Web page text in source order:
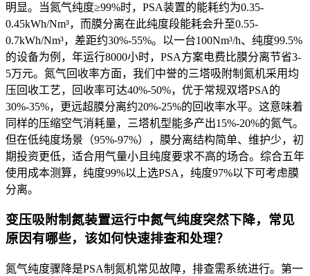
明显。当氮气纯度≥99%时，PSA装置的能耗约为0.35-
0.45kWh/Nm³，而膜分离在此纯度段能耗会升至0.55-
0.7kWh/Nm³，差距约30%-55%。以一台100Nm³/h、纯度99.5%
的设备为例，年运行8000小时，PSA方案电费比膜分离节省3-
5万元。氮气回收率方面，我们中誉的三塔吸附制氮机采用均
压回收工艺，回收率可达40%-50%，优于常规双塔PSA的
30%-35%，更远超膜分离约20%-25%的回收率水平。这意味着
同样的压缩空气消耗量，三塔机型能多产出15%-20%的氮气。
但在低纯度场景（95%-97%），膜分离结构简单、维护少，初
期投资更低，适合用气量小且纯度要求不高的场合。综合五年
使用成本测算，纯度99%以上选PSA，纯度97%以下可考虑膜
分离。
变压吸附制氮装置运行中氮气纯度突然下降，常见
原因有哪些，该如何快速排查和处理？
氮气纯度骤降是PSA制氮机常见故障，排查需系统进行。第一